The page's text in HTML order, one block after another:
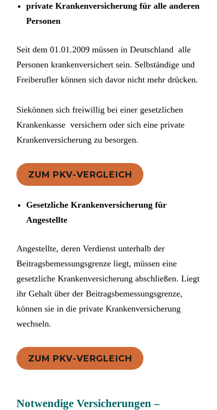
private Krankenversicherung für alle anderen
Personen
Seit dem 01.01.2009 müssen in Deutschland alle
Personen krankenversichert sein. Selbständige und
Freiberufler können sich davor nicht mehr drücken.
Siekönnen sich freiwillig bei einer gesetzlichen
Krankenkasse versichern oder sich eine private
Krankenversicherung zu besorgen.
ZUM PKV-VERGLEICH
Gesetzliche Krankenversicherung für
Angestellte
Angestellte, deren Verdienst unterhalb der
Beitragsbemessungsgrenze liegt, müssen eine
gesetzliche Krankenversicherung abschließen. Liegt
ihr Gehalt über der Beitragsbemessungsgrenze,
können sie in die private Krankenversicherung
wechseln.
ZUM PKV-VERGLEICH
Notwendige Versicherungen –